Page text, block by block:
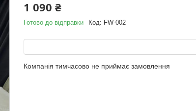
1 090 ₴
Готово до відправки Код: FW-002
Компанія тимчасово не приймає замовлення